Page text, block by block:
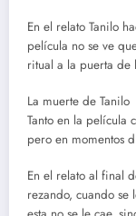
En el relato Tanilo
película no se ve
ritual a la puerta
La muerte de Tanilo
Tanto en la película
pero en momentos
En el relato al final
rezando, cuando se